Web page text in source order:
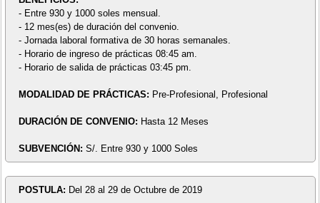
- Entre 930 y 1000 soles mensual.
- 12 mes(es) de duración del convenio.
- Jornada laboral formativa de 30 horas semanales.
- Horario de ingreso de prácticas 08:45 am.
- Horario de salida de prácticas 03:45 pm.
MODALIDAD DE PRÁCTICAS: Pre-Profesional, Profesional
DURACIÓN DE CONVENIO: Hasta 12 Meses
SUBVENCIÓN: S/. Entre 930 y 1000 Soles
POSTULA: Del 28 al 29 de Octubre de 2019